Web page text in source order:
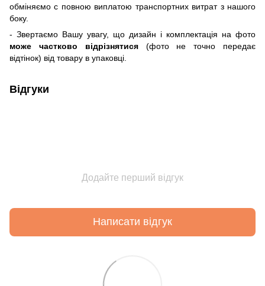
обміняємо c повною виплатою транспортних витрат з нашого
боку.
- Звертаємо Вашу увагу, що дизайн і комплектація на фото
може частково відрізнятися(фото не точно передає
відтінок) від товару в упаковці.
Відгуки
Додайте перший відгук
Написати відгук